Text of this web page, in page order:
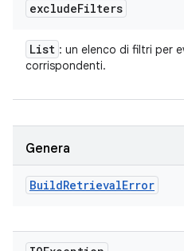
excludeFilters
List : un elenco di filtri per
corrispondenti.
Genera
BuildRetrievalError